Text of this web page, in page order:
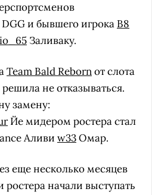
и бывшего игрока B8
Заливаку.
Team Bald Rebornот слота
не отказываться.
замену:
Йе мидером ростера стал
Аливи w33Омар.
еще несколько месяцев
начали выступать